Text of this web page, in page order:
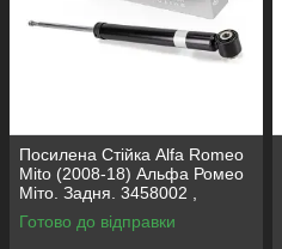
Посилена Стійка Alfa Romeo
Mito (2008-18) Альфа Ромео
Міто. Задня. 3458002 ,
317722. KOREA Аксусс!
Готово до відправки